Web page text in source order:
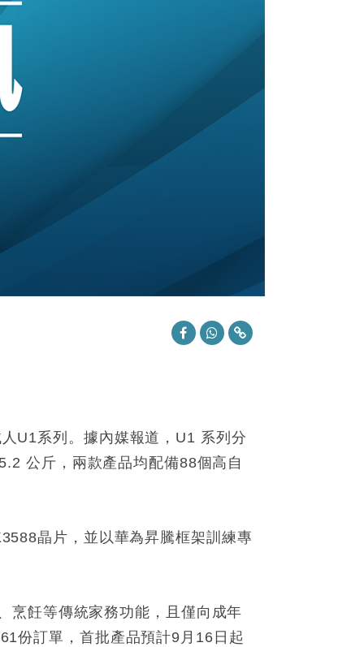
U1系列。據內媒報道，U1 系列分
公斤，兩款產品均配備88個高自
晶片，並以華為昇騰框架訓練專
烹飪等傳統家務功能，且僅向成年
份訂單，首批產品預計9月16日起